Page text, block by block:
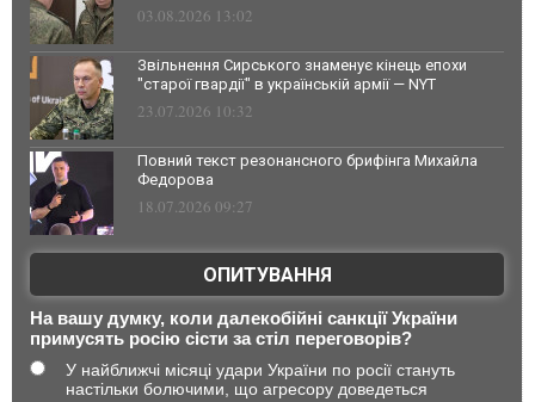
03.08.2026 13:02
Звільнення Сирського знаменує кінець епохи
"старої гвардії" в українській армії — NYT
23.07.2026 10:32
Повний текст резонансного брифінга Михайла
Федорова
18.07.2026 09:27
ОПИТУВАННЯ
На вашу думку, коли далекобійні санкції України
примусять росію сісти за стіл переговорів?
У найближчі місяці удари України по росії стануть
настільки болючими, що агресору доведеться